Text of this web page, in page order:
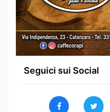
Seguici sui Social